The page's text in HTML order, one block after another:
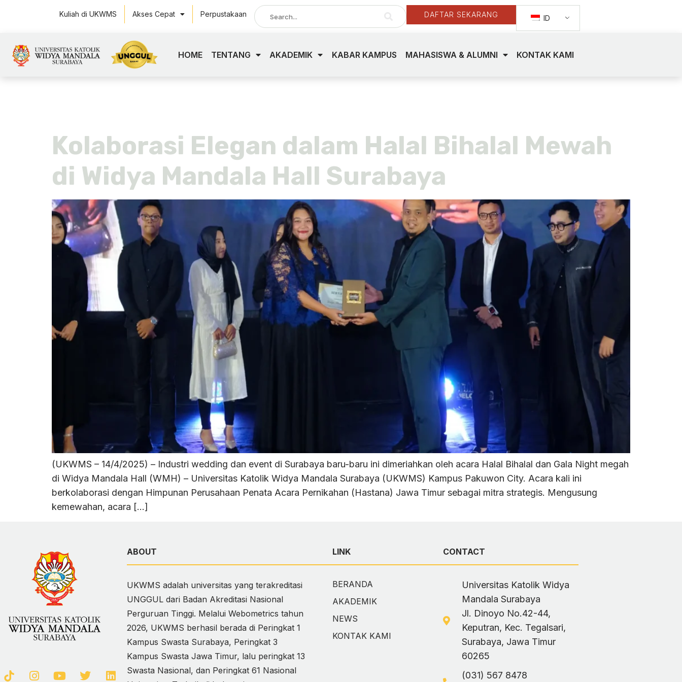
Kuliah di UKWMS Akses Cepat Perpustakaan DAFTAR SEKARANG ID
HOME TENTANG AKADEMIK KABAR KAMPUS MAHASISWA & ALUMNI KONTAK KAMI
Kolaborasi Elegan dalam Halal Bihalal Mewah
di Widya Mandala Hall Surabaya
(UKWMS – 14/4/2025) – Industri wedding dan event di Surabaya baru-baru ini dimeriahkan oleh acara Halal Bihalal dan Gala Night megah
di Widya Mandala Hall (WMH) – Universitas Katolik Widya Mandala Surabaya (UKWMS) Kampus Pakuwon City. Acara kali ini
berkolaborasi dengan Himpunan Perusahaan Penata Acara Pernikahan (Hastana) Jawa Timur sebagai mitra strategis. Mengusung
kemewahan, acara […]
ABOUT
UKWMS adalah universitas yang terakreditasi
UNGGUL dari Badan Akreditasi Nasional
Perguruan Tinggi. Melalui Webometrics tahun
2026, UKWMS berhasil berada di Peringkat 1
Kampus Swasta Surabaya, Peringkat 3
Kampus Swasta Jawa Timur, lalu peringkat 13
Swasta Nasional, dan Peringkat 61 Nasional
LINK
BERANDA
AKADEMIK
NEWS
KONTAK KAMI
CONTACT
Universitas Katolik Widya
Mandala Surabaya
Jl. Dinoyo No.42-44,
Keputran, Kec. Tegalsari,
Surabaya, Jawa Timur
60265
(031) 567 8478